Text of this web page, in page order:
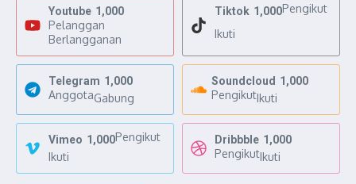
Youtube 1,000
Pelanggan
Berlangganan
Tiktok 1,000Pengikut
Ikuti
Telegram 1,000
AnggotaGabung
Soundcloud 1,000
PengikutIkuti
Vimeo 1,000Pengikut
Ikuti
Dribbble 1,000
PengikutIkuti